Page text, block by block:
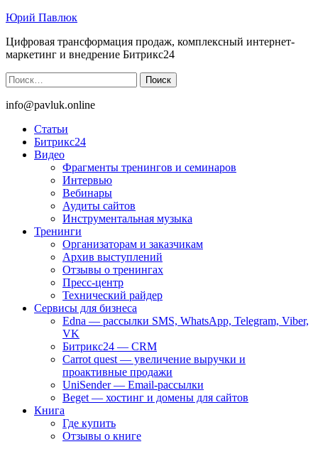
Юрий Павлюк
Цифровая трансформация продаж, комплексный интернет-
маркетинг и внедрение Битрикс24
Найти:
info@pavluk.online
Статьи
Битрикс24
Видео
Фрагменты тренингов и семинаров
Интервью
Вебинары
Аудиты сайтов
Инструментальная музыка
Тренинги
Организаторам и заказчикам
Архив выступлений
Отзывы о тренингах
Пресс-центр
Технический райдер
Сервисы для бизнеса
Edna — рассылки SMS, WhatsApp, Telegram, Viber,
VK
Битрикс24 — CRM
Carrot quest — увеличение выручки и
проактивные продажи
UniSender — Email-рассылки
Beget — хостинг и домены для сайтов
Книга
Где купить
Отзывы о книге